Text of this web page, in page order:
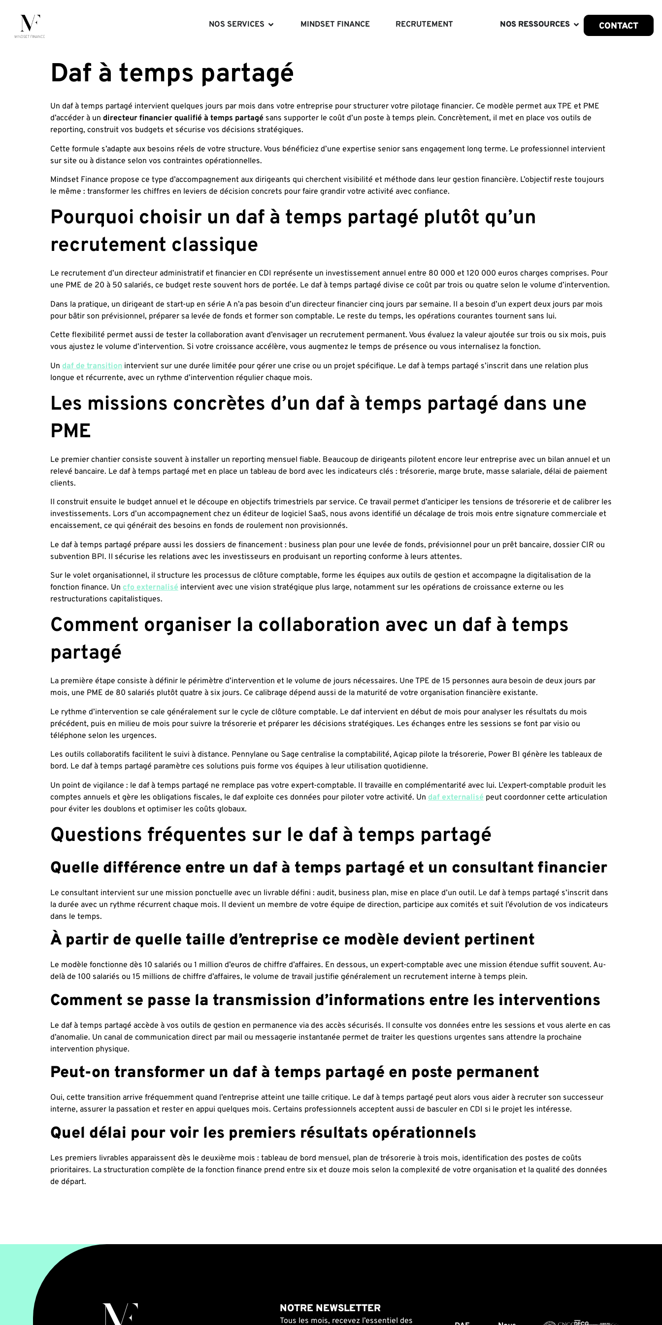
NOS SERVICES MINDSET FINANCE RECRUTEMENT NOS RESSOURCES CONTACT
Daf à temps partagé
Un daf à temps partagé intervient quelques jours par mois dans votre entreprise pour structurer votre pilotage financier. Ce modèle permet aux TPE et PME
d’accéder à un directeur financier qualifié à temps partagé sans supporter le coût d’un poste à temps plein. Concrètement, il met en place vos outils de
reporting, construit vos budgets et sécurise vos décisions stratégiques.
Cette formule s’adapte aux besoins réels de votre structure. Vous bénéficiez d’une expertise senior sans engagement long terme. Le professionnel intervient
sur site ou à distance selon vos contraintes opérationnelles.
Mindset Finance propose ce type d’accompagnement aux dirigeants qui cherchent visibilité et méthode dans leur gestion financière. L’objectif reste toujours
le même : transformer les chiffres en leviers de décision concrets pour faire grandir votre activité avec confiance.
Pourquoi choisir un daf à temps partagé plutôt qu’un
recrutement classique
Le recrutement d’un directeur administratif et financier en CDI représente un investissement annuel entre 80 000 et 120 000 euros charges comprises. Pour
une PME de 20 à 50 salariés, ce budget reste souvent hors de portée. Le daf à temps partagé divise ce coût par trois ou quatre selon le volume d’intervention.
Dans la pratique, un dirigeant de start-up en série A n’a pas besoin d’un directeur financier cinq jours par semaine. Il a besoin d’un expert deux jours par mois
pour bâtir son prévisionnel, préparer sa levée de fonds et former son comptable. Le reste du temps, les opérations courantes tournent sans lui.
Cette flexibilité permet aussi de tester la collaboration avant d’envisager un recrutement permanent. Vous évaluez la valeur ajoutée sur trois ou six mois, puis
vous ajustez le volume d’intervention. Si votre croissance accélère, vous augmentez le temps de présence ou vous internalisez la fonction.
Un daf de transition intervient sur une durée limitée pour gérer une crise ou un projet spécifique. Le daf à temps partagé s’inscrit dans une relation plus
longue et récurrente, avec un rythme d’intervention régulier chaque mois.
Les missions concrètes d’un daf à temps partagé dans une
PME
Le premier chantier consiste souvent à installer un reporting mensuel fiable. Beaucoup de dirigeants pilotent encore leur entreprise avec un bilan annuel et un
relevé bancaire. Le daf à temps partagé met en place un tableau de bord avec les indicateurs clés : trésorerie, marge brute, masse salariale, délai de paiement
clients.
Il construit ensuite le budget annuel et le découpe en objectifs trimestriels par service. Ce travail permet d’anticiper les tensions de trésorerie et de calibrer les
investissements. Lors d’un accompagnement chez un éditeur de logiciel SaaS, nous avons identifié un décalage de trois mois entre signature commerciale et
encaissement, ce qui générait des besoins en fonds de roulement non provisionnés.
Le daf à temps partagé prépare aussi les dossiers de financement : business plan pour une levée de fonds, prévisionnel pour un prêt bancaire, dossier CIR ou
subvention BPI. Il sécurise les relations avec les investisseurs en produisant un reporting conforme à leurs attentes.
Sur le volet organisationnel, il structure les processus de clôture comptable, forme les équipes aux outils de gestion et accompagne la digitalisation de la
fonction finance. Un cfo externalisé intervient avec une vision stratégique plus large, notamment sur les opérations de croissance externe ou les
restructurations capitalistiques.
Comment organiser la collaboration avec un daf à temps
partagé
La première étape consiste à définir le périmètre d’intervention et le volume de jours nécessaires. Une TPE de 15 personnes aura besoin de deux jours par
mois, une PME de 80 salariés plutôt quatre à six jours. Ce calibrage dépend aussi de la maturité de votre organisation financière existante.
Le rythme d’intervention se cale généralement sur le cycle de clôture comptable. Le daf intervient en début de mois pour analyser les résultats du mois
précédent, puis en milieu de mois pour suivre la trésorerie et préparer les décisions stratégiques. Les échanges entre les sessions se font par visio ou
téléphone selon les urgences.
Les outils collaboratifs facilitent le suivi à distance. Pennylane ou Sage centralise la comptabilité, Agicap pilote la trésorerie, Power BI génère les tableaux de
bord. Le daf à temps partagé paramètre ces solutions puis forme vos équipes à leur utilisation quotidienne.
Un point de vigilance : le daf à temps partagé ne remplace pas votre expert-comptable. Il travaille en complémentarité avec lui. L’expert-comptable produit les
comptes annuels et gère les obligations fiscales, le daf exploite ces données pour piloter votre activité. Un daf externalisé peut coordonner cette articulation
pour éviter les doublons et optimiser les coûts globaux.
Questions fréquentes sur le daf à temps partagé
Quelle différence entre un daf à temps partagé et un consultant financier
Le consultant intervient sur une mission ponctuelle avec un livrable défini : audit, business plan, mise en place d’un outil. Le daf à temps partagé s’inscrit dans
la durée avec un rythme récurrent chaque mois. Il devient un membre de votre équipe de direction, participe aux comités et suit l’évolution de vos indicateurs
dans le temps.
À partir de quelle taille d’entreprise ce modèle devient pertinent
Le modèle fonctionne dès 10 salariés ou 1 million d’euros de chiffre d’affaires. En dessous, un expert-comptable avec une mission étendue suffit souvent. Au-
delà de 100 salariés ou 15 millions de chiffre d’affaires, le volume de travail justifie généralement un recrutement interne à temps plein.
Comment se passe la transmission d’informations entre les interventions
Le daf à temps partagé accède à vos outils de gestion en permanence via des accès sécurisés. Il consulte vos données entre les sessions et vous alerte en cas
d’anomalie. Un canal de communication direct par mail ou messagerie instantanée permet de traiter les questions urgentes sans attendre la prochaine
intervention physique.
Peut-on transformer un daf à temps partagé en poste permanent
Oui, cette transition arrive fréquemment quand l’entreprise atteint une taille critique. Le daf à temps partagé peut alors vous aider à recruter son successeur
interne, assurer la passation et rester en appui quelques mois. Certains professionnels acceptent aussi de basculer en CDI si le projet les intéresse.
Quel délai pour voir les premiers résultats opérationnels
Les premiers livrables apparaissent dès le deuxième mois : tableau de bord mensuel, plan de trésorerie à trois mois, identification des postes de coûts
prioritaires. La structuration complète de la fonction finance prend entre six et douze mois selon la complexité de votre organisation et la qualité des données
de départ.
NOTRE NEWSLETTER
Tous les mois, recevez l’essentiel des